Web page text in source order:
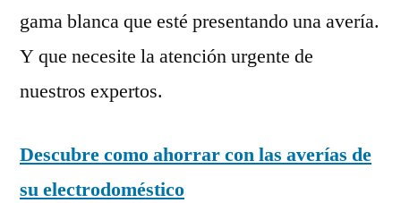
gama blanca que esté presentando una avería.
Y que necesite la atención urgente de
nuestros expertos.
Descubre como ahorrar con las averías de
su electrodoméstico